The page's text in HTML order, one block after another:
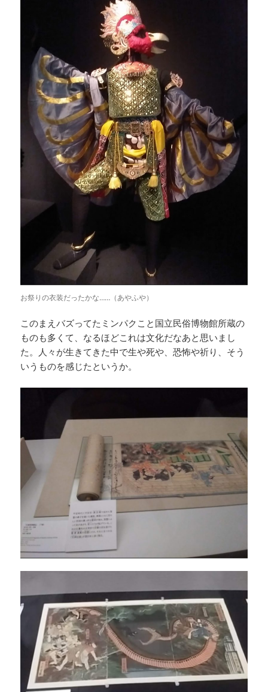
お祭りの衣装だったかな……（あやふや）
このまえバズってたミンパクこと国立民俗博物館所蔵の
ものも多くて、なるほどこれは文化だなあと思いまし
た。人々が生きてきた中で生や死や、恐怖や祈り、そう
いうものを感じたというか。